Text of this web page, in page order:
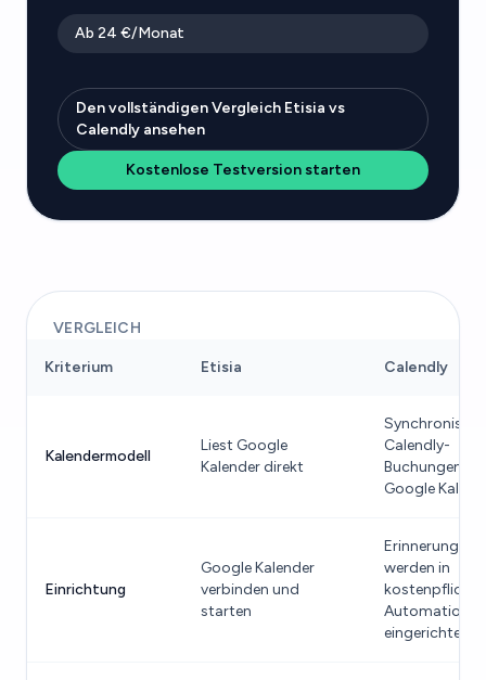
Ab 24 €/Monat
Den vollständigen Vergleich Etisia vs
Calendly ansehen
Kostenlose Testversion starten
VERGLEICH
Kriterium Etisia Calendly
Kalendermodell
Liest Google
Kalender direkt
Synchronisiert
Calendly-
Buchungen in
Google
Einrichtung
Google Kalender
verbinden und
starten
Erinnerungen
werden in
Automationen
eingerichtet